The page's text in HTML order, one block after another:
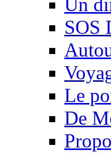
Un
SOS
Le
De